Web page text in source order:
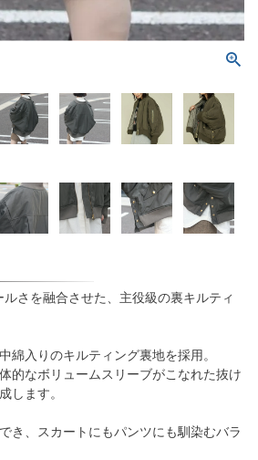
さを融合させた、主役級の裏キルティ
綿入りのキルティング裏地を採用。
的なボリュームスリーブがこなれた抜け
します。
き、スカートにもパンツにも馴染むバラ